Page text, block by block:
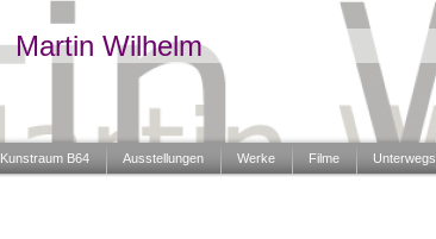
Martin Wilhelm
Kunstraum B64 Ausstellungen Werke Filme Unterwegs